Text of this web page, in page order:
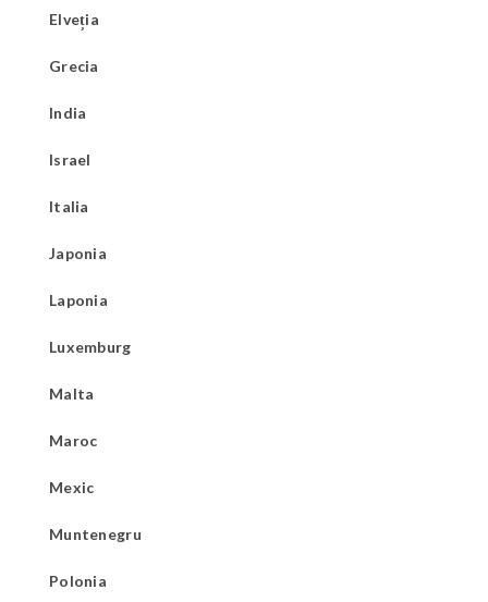
Elveția
Grecia
India
Israel
Italia
Japonia
Laponia
Luxemburg
Malta
Maroc
Mexic
Muntenegru
Polonia